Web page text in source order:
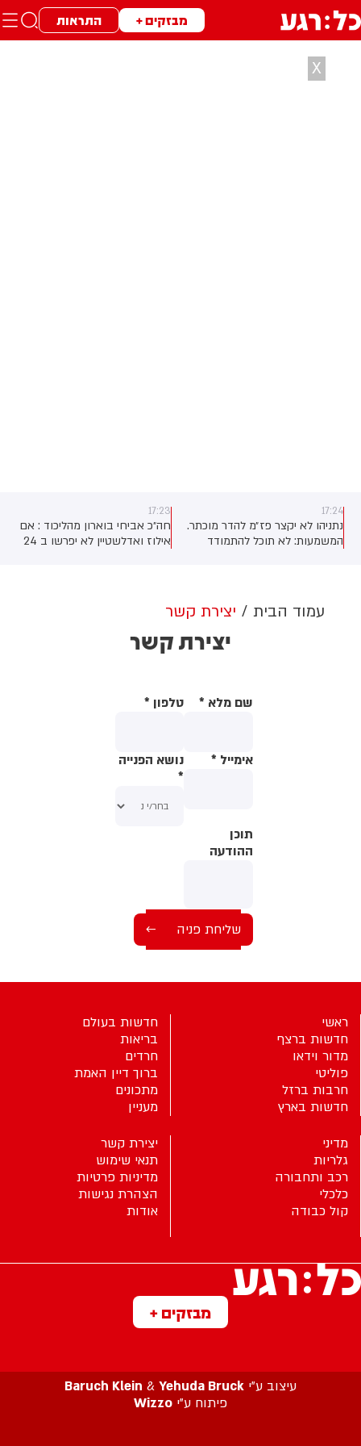
מבזקים + התראות
X
17:24
נתניהו לא יקצר פז״מ להדר מוכתר.
המשמעות: לא תוכל להתמודד
17:23
חה״כ אביחי בוארון מהליכוד : אם
אילוז ואדלשטיין לא יפרשו ב 24
וכך גם יהיה״
עמוד הבית יצירת קשר
יצירת קשר
שם מלא * טלפון *
אימייל *
נושא הפנייה
*
תוכן
ההודעה
מבזקים +
ראשי
חדשות ברצף
מדור וידאו
פוליטי
חרבות ברזל
חדשות בארץ
חדשות בעולם
בריאות
חרדים
ברוך דיין האמת
מתכונים
מעניין
מדיני
גלריות
רכב ותחבורה
כלכלי
קול כבודה
יצירת קשר
תנאי שימוש
מדיניות פרטיות
הצהרת נגישות
אודות
עיצוב ע”י Baruch Klein & Yehuda Bruck
פיתוח ע”י Wizzo